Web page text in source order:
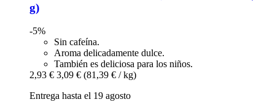
g)
-5%
Sin cafeína.
Aroma delicadamente dulce.
También es deliciosa para los niños.
2,93 € 3,09 € (81,39 € / kg)
Entrega hasta el 19 agosto